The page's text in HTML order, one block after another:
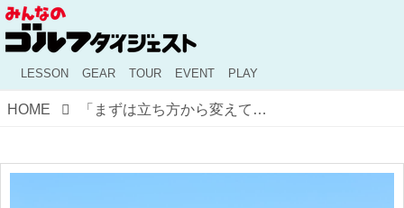
LESSON GEAR TOUR EVENT PLAY
HOME 「まずは立ち方から変えてみよう」日常生活の中から見つけたイップス脱出の光【秘伝！伊澤塾のDNA#12】